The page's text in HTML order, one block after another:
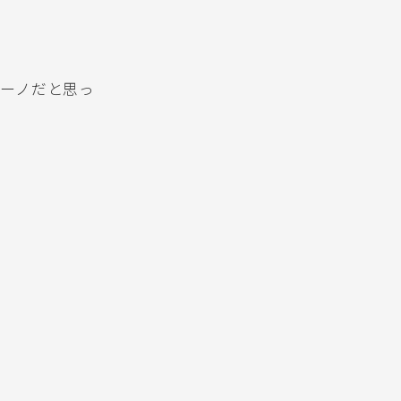
ノだと思っ